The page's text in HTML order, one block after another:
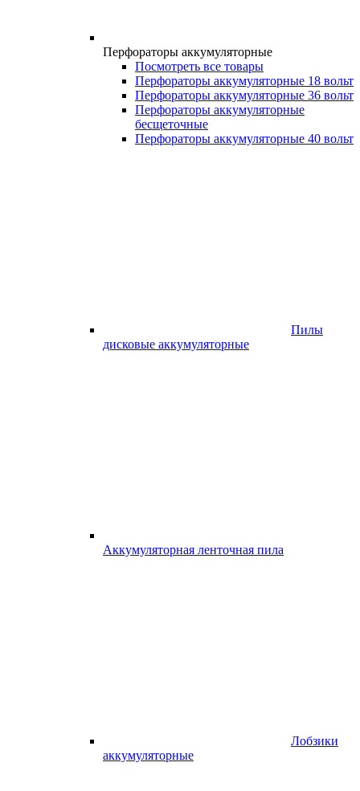
Перфораторы аккумуляторные
Посмотреть все товары
Перфораторы аккумуляторные 18 вольт
Перфораторы аккумуляторные 36 вольт
Перфораторы аккумуляторные
бесщеточные
Перфораторы аккумуляторные 40 вольт
Пилы
дисковые аккумуляторные
Аккумуляторная ленточная пила
Лобзики
аккумуляторные